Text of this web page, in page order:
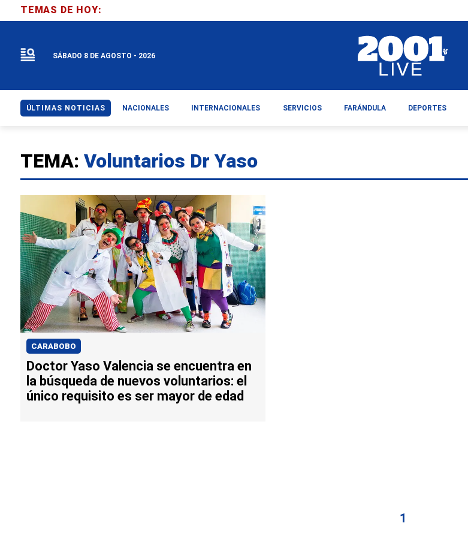
TEMA: Voluntarios Dr Yaso
CARABOBO
Doctor Yaso Valencia se encuentra en
la búsqueda de nuevos voluntarios: el
único requisito es ser mayor de edad
1
TEMAS DE HOY:
SÁBADO 8 DE AGOSTO - 2026
ÚLTIMAS NOTICIAS NACIONALES INTERNACIONALES SERVICIOS FARÁNDULA DEPORTES